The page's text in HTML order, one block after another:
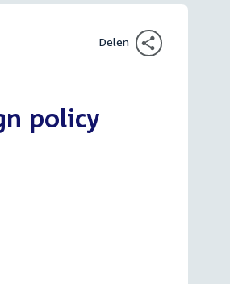
Delen
policy